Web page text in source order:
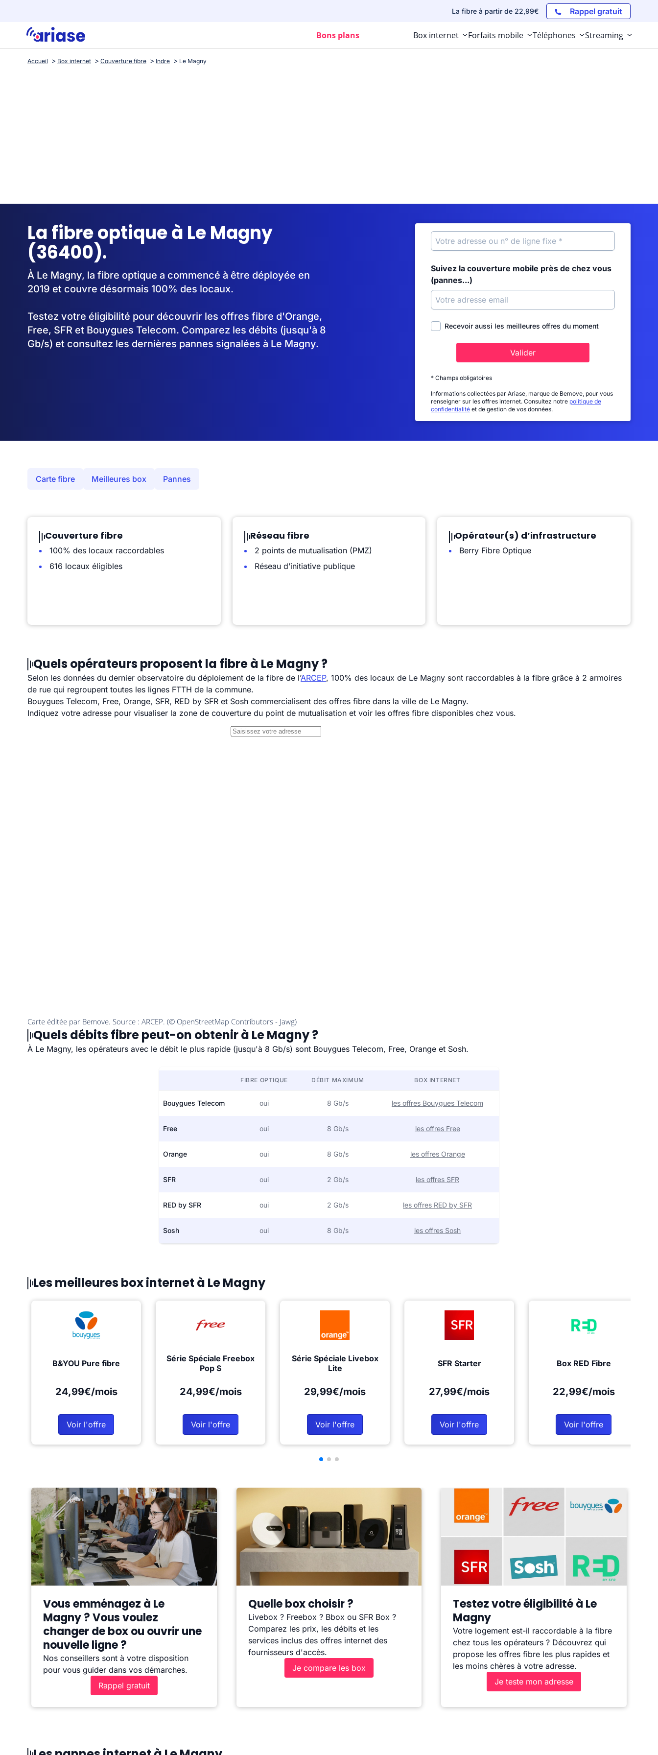
La fibre à partir de 22,99€ Rappel gratuit
Bons plans Box internet Forfaits mobile Téléphones Streaming
Accueil Box internet Couverture fibre Indre Le Magny
La fibre optique à Le Magny
(36400).
À Le Magny, la fibre optique a commencé à être déployée en
2019 et couvre désormais 100% des locaux.
Testez votre éligibilité pour découvrir les offres fibre d'Orange,
Free, SFR et Bouygues Telecom. Comparez les débits (jusqu'à 8
Gb/s) et consultez les dernières pannes signalées à Le Magny.
Suivez la couverture mobile près de chez vous
(pannes...)
Recevoir aussi les meilleures offres du moment
Valider
* Champs obligatoires
Informations collectées par Ariase, marque de Bemove, pour vous
renseigner sur les offres internet. Consultez notre politique de
confidentialité et de gestion de vos données.
Carte fibre Meilleures box Pannes
Couverture fibre
100% des locaux raccordables
616 locaux éligibles
Réseau fibre
2 points de mutualisation (PMZ)
Réseau d’initiative publique
Opérateur(s) d’infrastructure
Berry Fibre Optique
Quels opérateurs proposent la fibre à Le Magny ?
Selon les données du dernier observatoire du déploiement de la fibre de l’ARCEP, 100% des locaux de Le Magny sont raccordables à la fibre grâce à 2 armoires
de rue qui regroupent toutes les lignes FTTH de la commune.
Bouygues Telecom, Free, Orange, SFR, RED by SFR et Sosh commercialisent des offres fibre dans la ville de Le Magny.
Indiquez votre adresse pour visualiser la zone de couverture du point de mutualisation et voir les offres fibre disponibles chez vous.
Quels débits fibre peut-on obtenir à Le Magny ?
À Le Magny, les opérateurs avec le débit le plus rapide (jusqu'à 8 Gb/s) sont Bouygues Telecom, Free, Orange et Sosh.
FIBRE OPTIQUE DÉBIT MAXIMUM BOX INTERNET
Bouygues Telecom oui 8 Gb/s les offres Bouygues Telecom
Free oui 8 Gb/s les offres Free
Orange oui 8 Gb/s les offres Orange
SFR oui 2 Gb/s les offres SFR
RED by SFR oui 2 Gb/s les offres RED by SFR
Sosh oui 8 Gb/s les offres Sosh
Les meilleures box internet à Le Magny
B&YOU Pure fibre
24,99€/mois
Voir l'offre
Série Spéciale Freebox
Pop S
24,99€/mois
Voir l'offre
Série Spéciale Livebox
Lite
29,99€/mois
Voir l'offre
SFR Starter
27,99€/mois
Voir l'offre
Box RED Fibre
22,99€/mois
Voir l'offre
Vous emménagez à Le
Magny ? Vous voulez
changer de box ou ouvrir une
nouvelle ligne ?
Nos conseillers sont à votre disposition
pour vous guider dans vos démarches.
Rappel gratuit
Quelle box choisir ?
Livebox ? Freebox ? Bbox ou SFR Box ?
Comparez les prix, les débits et les
services inclus des offres internet des
fournisseurs d'accès.
Je compare les box
Testez votre éligibilité à Le
Magny
Votre logement est-il raccordable à la fibre
chez tous les opérateurs ? Découvrez qui
propose les offres fibre les plus rapides et
les moins chères à votre adresse.
Je teste mon adresse